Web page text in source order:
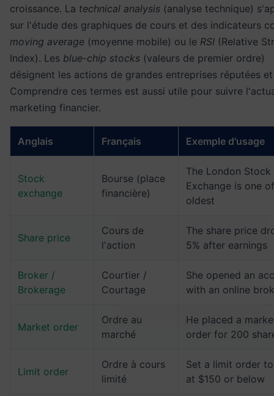
croissance. La technical analysis (analyse technique)
sur l'étude des graphiques de cours et des indicateurs
moving average (moyenne mobile) ou le RSI (Relative
Index). Les blue-chip stocks (valeurs de premier ordre)
désignent les actions de grandes entreprises réputées
Comprendre ces termes est aussi utile pour suivre
marketing financier.
Anglais Français Exemple d'usage
Stock
exchange
Bourse (place
financière)
The London Stock
Exchange is one
oldest
Share price
Cours de
l'action
The share price
5% after earnings
Broker /
Brokerage
Courtier /
Courtage
She opened an
with an online
Market order
Ordre au
marché
He placed a
order for 200
Limit order
Ordre à cours
limité
Set a limit order
at $150 or below